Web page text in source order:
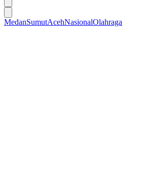
MedanSumutAcehNasionalOlahraga